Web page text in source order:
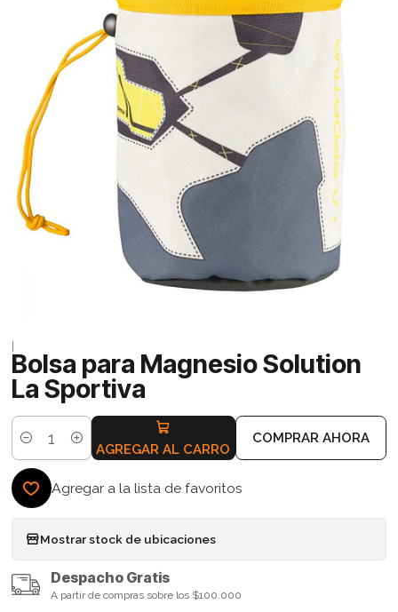
|
Bolsa para Magnesio Solution
La Sportiva
Cantidad AGREGAR AL CARRO
COMPRAR AHORA
Agregar a la lista de favoritos
Mostrar stock de ubicaciones
Despacho Gratis
A partir de compras sobre los $100.000